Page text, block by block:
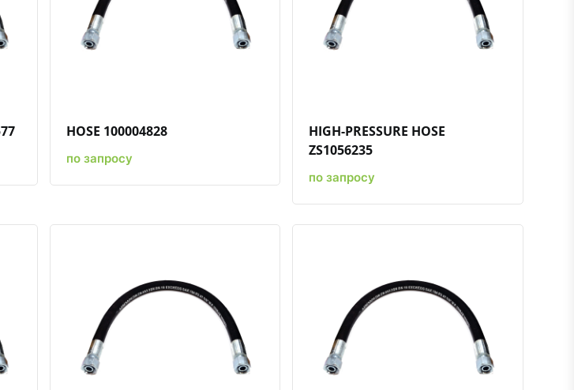
Добавить в избранное
HOSE 100004828
по запросу
Добавить в избранное
HIGH-PRESSURE HOSE
ZS1056235
по запросу
Добавить в избранное Добавить в избранное